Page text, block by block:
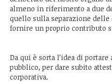
almeno in riferimento a due
quello sulla separazione
fornire un proprio contributo
Da qui è sorta l’idea di
pubblico, per dare subito
corporativa.